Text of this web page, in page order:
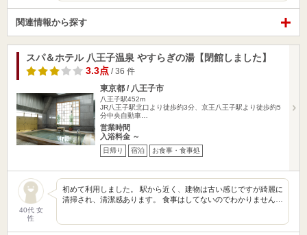
関連情報から探す
スパ＆ホテル 八王子温泉 やすらぎの湯【閉館しました】
3.3点 / 36 件
東京都 / 八王子市
八王子駅452m
JR八王子駅北口より徒歩約3分、京王八王子駅より徒歩約5
分中央自動車…
営業時間
入浴料金 ～
日帰り 宿泊 お食事・食事処
40代 女
性
初めて利用しました。 駅から近く、建物は古い感じですが綺麗に
清掃され、清潔感あります。 食事はしてないのでわかりません…